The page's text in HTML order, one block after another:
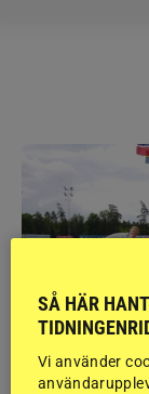
GÄSTBLOGGEN
Finaldag med
SÅ HÄR
Vi använder